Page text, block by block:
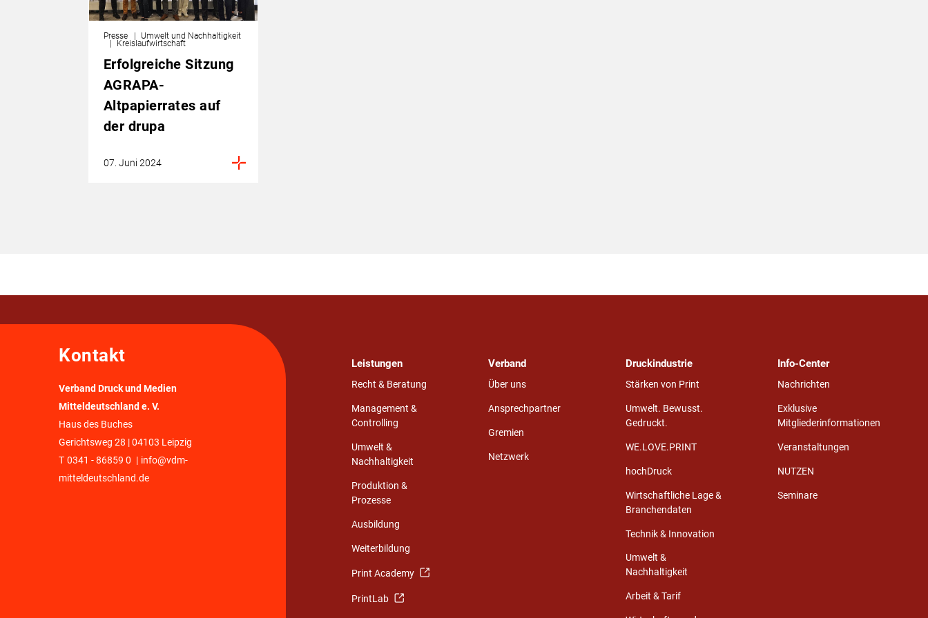
Presse Umwelt und Nachhaltigkeit
Kreislaufwirtschaft
Erfolgreiche Sitzung
AGRAPA-
Altpapierrates auf
der drupa
07. Juni 2024
Kontakt
Verband Druck und Medien
Mitteldeutschland e. V.
Haus des Buches
Gerichtsweg 28 | 04103 Leipzig
T 0341 - 86859 0 | info@vdm-
mitteldeutschland.de
Leistungen
Recht & Beratung
Management &
Controlling
Umwelt &
Nachhaltigkeit
Produktion &
Prozesse
Ausbildung
Weiterbildung
Print Academy
PrintLab
Verband
Über uns
Ansprechpartner
Gremien
Netzwerk
Druckindustrie
Stärken von Print
Umwelt. Bewusst.
Gedruckt.
WE.LOVE.PRINT
hochDruck
Wirtschaftliche Lage &
Branchendaten
Technik & Innovation
Umwelt &
Nachhaltigkeit
Arbeit & Tarif
Info-Center
Nachrichten
Exklusive
Mitgliederinformationen
Veranstaltungen
NUTZEN
Seminare